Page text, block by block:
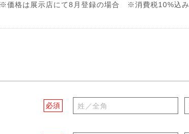
※価格は展示店にて8月登録の場合 ※消費税10%込み
必須